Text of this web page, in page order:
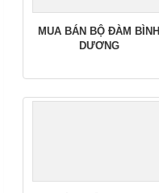
MUA BÁN BỘ ĐÀM BÌNH
DƯƠNG